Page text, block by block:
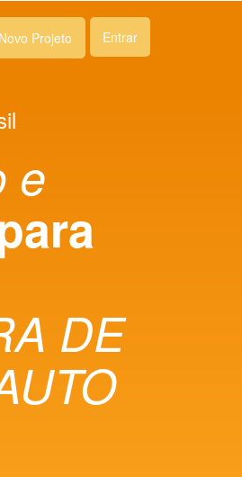
Projeto Entrar
e
DE